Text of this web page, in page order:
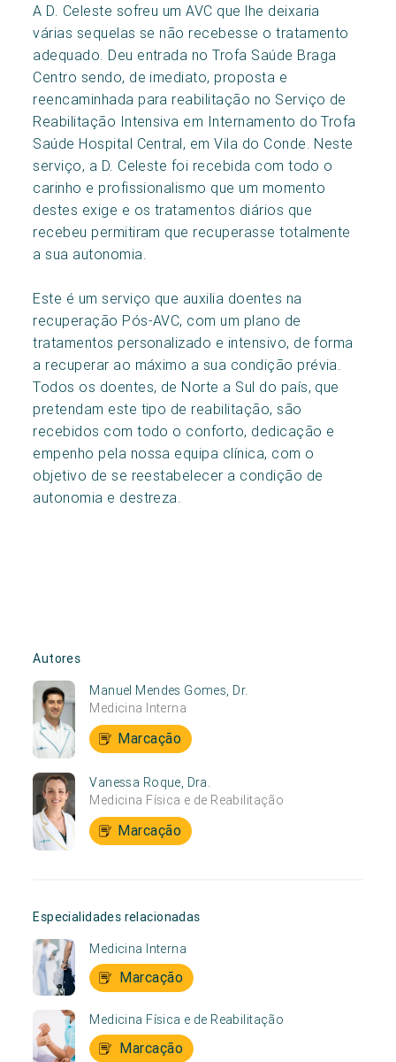
A D. Celeste sofreu um AVC que lhe deixaria
várias sequelas se não recebesse o tratamento
adequado. Deu entrada no Trofa Saúde Braga
Centro sendo, de imediato, proposta e
reencaminhada para reabilitação no Serviço de
Reabilitação Intensiva em Internamento do Trofa
Saúde Hospital Central, em Vila do Conde. Neste
serviço, a D. Celeste foi recebida com todo o
carinho e profissionalismo que um momento
destes exige e os tratamentos diários que
recebeu permitiram que recuperasse totalmente
a sua autonomia.
Este é um serviço que auxilia doentes na
recuperação Pós-AVC, com um plano de
tratamentos personalizado e intensivo, de forma
a recuperar ao máximo a sua condição prévia.
Todos os doentes, de Norte a Sul do país, que
pretendam este tipo de reabilitação, são
recebidos com todo o conforto, dedicação e
empenho pela nossa equipa clínica, com o
objetivo de se reestabelecer a condição de
autonomia e destreza.
Autores
Manuel Mendes Gomes, Dr.
Medicina Interna
Marcação
Vanessa Roque, Dra.
Medicina Física e de Reabilitação
Marcação
Especialidades relacionadas
Medicina Interna
Marcação
Medicina Física e de Reabilitação
Marcação